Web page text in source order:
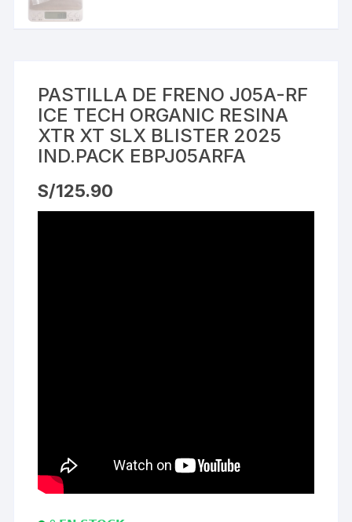
PASTILLA DE FRENO J05A-RF
ICE TECH ORGANIC RESINA
XTR XT SLX BLISTER 2025
IND.PACK EBPJ05ARFA
S/125.90